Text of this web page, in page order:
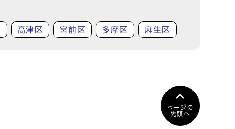
高津区 宮前区 多摩区 麻生区
ページの
先頭へ